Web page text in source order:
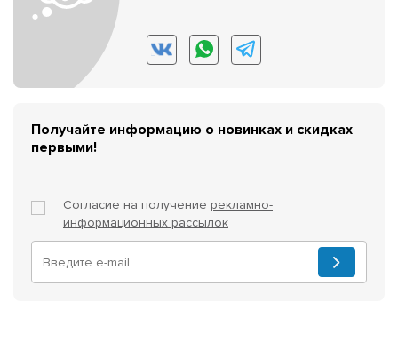
Получайте информацию о новинках и скидках
первыми!
Согласие на получение рекламно-
информационных рассылок